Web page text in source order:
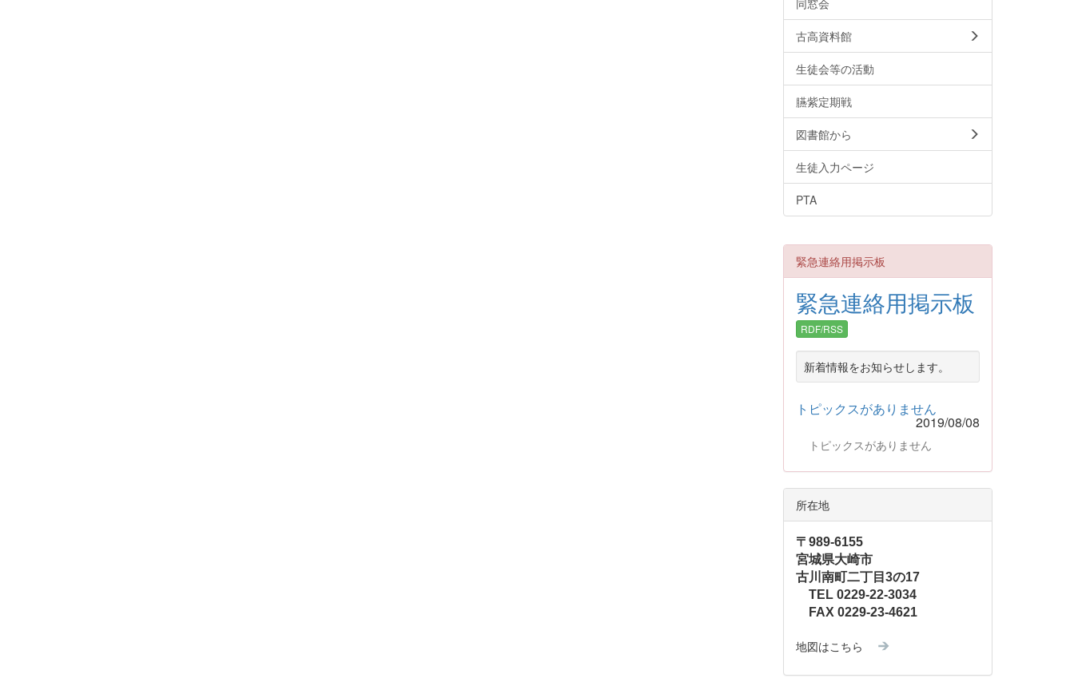
古高資料館
生徒会等の活動
臙紫定期戦
図書館から
生徒入力ページ
PTA
緊急連絡用掲示板
緊急連絡用掲示板
RDF/RSS
新着情報をお知らせします。
トピックスがありません
2019/08/08
トピックスがありません
所在地
〒989-6155
宮城県大崎市
古川南町二丁目3の17
TEL 0229-22-3034
FAX 0229-23-4621
地図はこちら